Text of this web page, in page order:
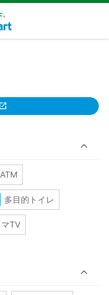
多目的トイレ
TV